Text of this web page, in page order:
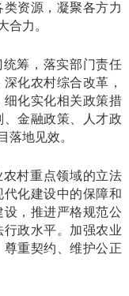
资源，凝聚各方力
合力。
筹，落实部门责任
化农村综合改革，
化实化相关政策措
金融政策、人才政
落地见效。
村重点领域的立法
化建设中的保障和
，推进严格规范公
政水平。加强农业
重契约、维护公正